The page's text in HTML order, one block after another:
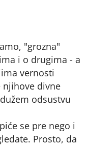
"grozna"
i o drugima - a
vernosti
njihove divne
odsustvu
se pre nego i
Prosto, da